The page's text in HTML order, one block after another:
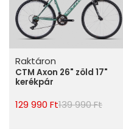
Raktáron
CTM Axon 26" zöld 17"
kerékpár
129 990 Ft139 990 Ft